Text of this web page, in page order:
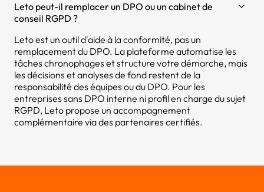
Leto peut-il remplacer un DPO ou un cabinet de
conseil RGPD ?
Leto est un outil d'aide à la conformité, pas un
remplacement du DPO. La plateforme automatise les
tâches chronophages et structure votre démarche, mais
les décisions et analyses de fond restent de la
responsabilité des équipes ou du DPO. Pour les
entreprises sans DPO interne ni profil en charge du sujet
RGPD, Leto propose un accompagnement
complémentaire via des partenaires certifiés.